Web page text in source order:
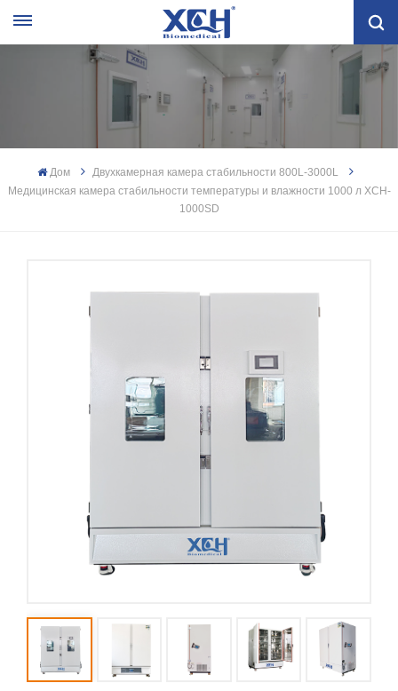
Дом
Двухкамерная камера стабильности 800L-3000L
Медицинская камера стабильности температуры и влажности 1000 л XCH-
1000SD